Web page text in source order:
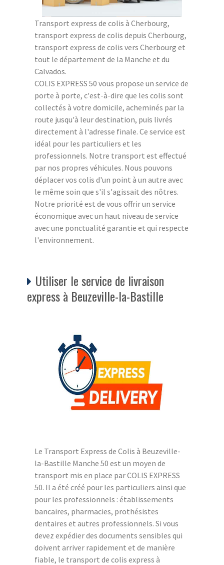
Transport express de colis à Cherbourg,
transport express de colis depuis Cherbourg,
transport express de colis vers Cherbourg et
tout le département de la Manche et du
Calvados.
COLIS EXPRESS 50 vous propose un service de
porte à porte, c'est-à-dire que les colis sont
collectés à votre domicile, acheminés par la
route jusqu'à leur destination, puis livrés
directement à l'adresse finale. Ce service est
idéal pour les particuliers et les
professionnels. Notre transport est effectué
par nos propres véhicules. Nous pouvons
déplacer vos colis d'un point à un autre avec
le même soin que s'il s'agissait des nôtres.
Notre priorité est de vous offrir un service
économique avec un haut niveau de service
avec une ponctualité garantie et qui respecte
l'environnement.
Utiliser le service de livraison
express à Beuzeville-la-Bastille
Le Transport Express de Colis à Beuzeville-
la-Bastille Manche 50 est un moyen de
transport mis en place par COLIS EXPRESS
50. Il a été créé pour les particuliers ainsi que
pour les professionnels : établissements
bancaires, pharmacies, prothésistes
dentaires et autres professionnels. Si vous
devez expédier des documents sensibles qui
doivent arriver rapidement et de manière
fiable, le transport de colis express à